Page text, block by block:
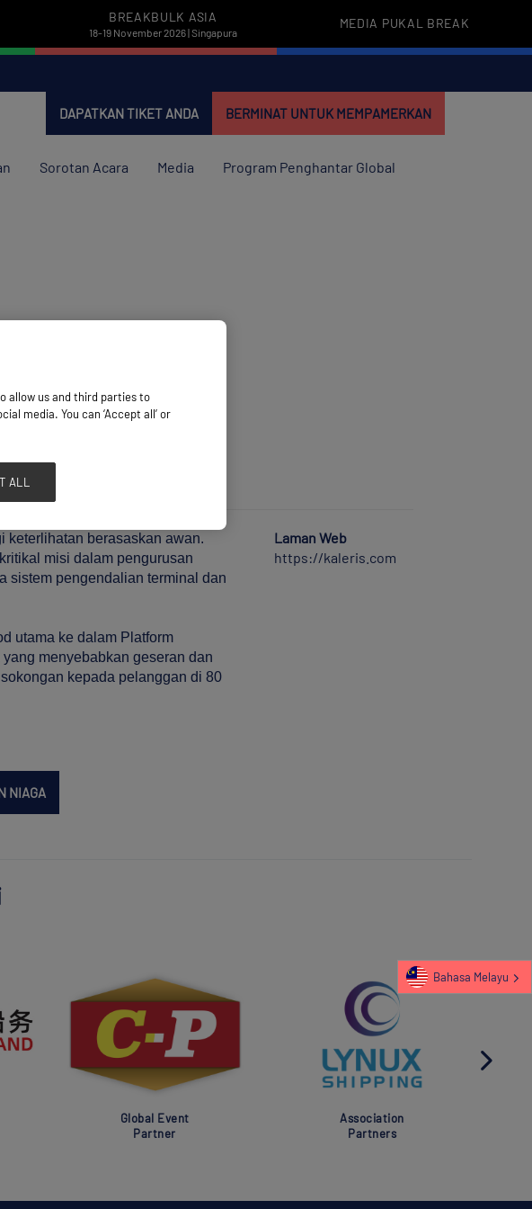
BREAKBULK ASIA
18-19 November 2026 | Singapura
MEDIA PUKAL BREAK
DAPATKAN TIKET ANDA BERMINAT UNTUK MEMPAMERKAN
Sorotan Acara Media Program Penghantar Global
keterlihatan berasaskan awan.
misi dalam pengurusan
sistem pengendalian terminal dan
utama ke dalam Platform
menyebabkan geseran dan
kepada pelanggan di 80
Laman Web
https://kaleris.com
NIAGA
Global Event
Partner
Association
Partners
Bahasa Melayu
allow us and third parties to
media. You can ‘Accept all’ or
ALL